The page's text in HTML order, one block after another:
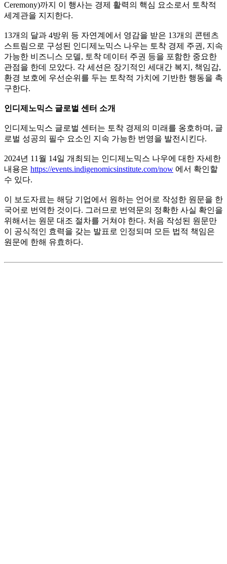
Ceremony)까지 이 행사는 경제 활력의 핵심 요소로서 토착적
세계관을 지지한다.
13개의 달과 4방위 등 자연계에서 영감을 받은 13개의 콘텐츠
스트림으로 구성된 인디제노믹스 나우는 토착 경제 주권, 지속
가능한 비즈니스 모델, 토착 데이터 주권 등을 포함한 중요한
관점을 한데 모았다. 각 세션은 장기적인 세대간 복지, 책임감,
환경 보호에 우선순위를 두는 토착적 가치에 기반한 행동을 촉
구한다.
인디제노믹스 글로벌 센터 소개
인디제노믹스 글로벌 센터는 토착 경제의 미래를 옹호하며, 글
로벌 성공의 필수 요소인 지속 가능한 번영을 발전시킨다.
2024년 11월 14일 개최되는 인디제노믹스 나우에 대한 자세한
내용은 https://events.indigenomicsinstitute.com/now 에서 확인할
수 있다.
이 보도자료는 해당 기업에서 원하는 언어로 작성한 원문을 한
국어로 번역한 것이다. 그러므로 번역문의 정확한 사실 확인을
위해서는 원문 대조 절차를 거쳐야 한다. 처음 작성된 원문만
이 공식적인 효력을 갖는 발표로 인정되며 모든 법적 책임은
원문에 한해 유효하다.